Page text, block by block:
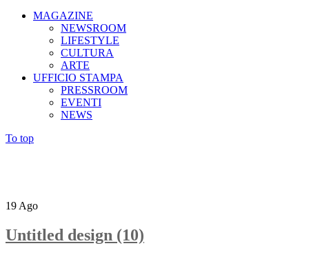
MAGAZINE
NEWSROOM
LIFESTYLE
CULTURA
ARTE
UFFICIO STAMPA
PRESSROOM
EVENTI
NEWS
To top
19 Ago
Untitled design (10)